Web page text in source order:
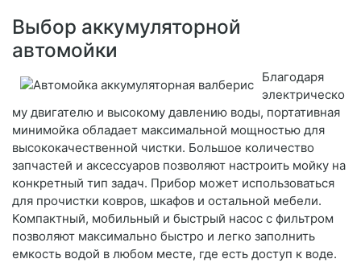
Выбор аккумуляторной
автомойки
Благодаря
электрическо
му двигателю и высокому давлению воды, портативная
минимойка обладает максимальной мощностью для
высококачественной чистки. Большое количество
запчастей и аксессуаров позволяют настроить мойку на
конкретный тип задач. Прибор может использоваться
для прочистки ковров, шкафов и остальной мебели.
Компактный, мобильный и быстрый насос с фильтром
позволяют максимально быстро и легко заполнить
емкость водой в любом месте, где есть доступ к воде.